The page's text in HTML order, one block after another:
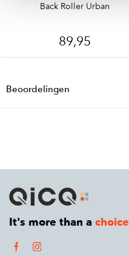
Back Roller Urban
89,95
Beoordelingen
It's more than a choice